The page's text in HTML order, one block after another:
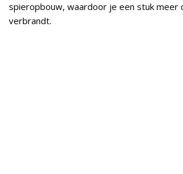
spieropbouw, waardoor je een stuk meer
verbrandt.